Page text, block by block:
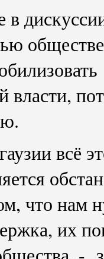
всё
что нам
их